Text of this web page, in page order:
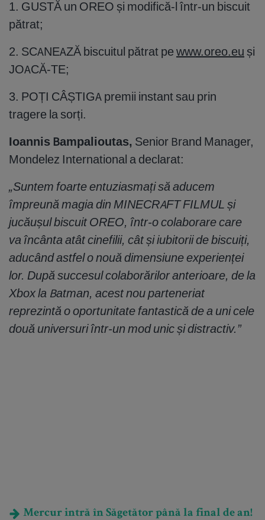
1. GUSTĂ un OREO și modifică-l într-un biscuit
pătrat;
2. SCANEAZĂ biscuitul pătrat pe www.oreo.eu și
JOACĂ-TE;
3. POȚI CÂȘTIGA premii instant sau prin
tragere la sorți.
Ioannis Bampalioutas, Senior Brand Manager,
Mondelez International a declarat:
„Suntem foarte entuziasmați să aducem
împreună magia din MINECRAFT FILMUL și
jucăușul biscuit OREO, într-o colaborare care
va încânta atât cinefilii, cât și iubitorii de biscuiți,
aducând astfel o nouă dimensiune experienței
lor. După succesul colaborărilor anterioare, de la
Xbox la Batman, acest nou parteneriat
reprezintă o oportunitate fantastică de a uni cele
două universuri într-un mod unic și distractiv.”
Mercur intră în Săgetător până la final de an!